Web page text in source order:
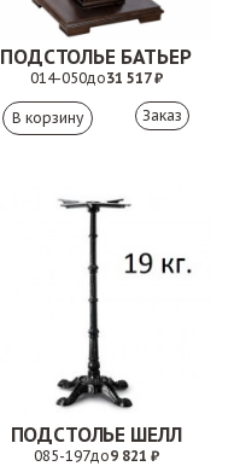
ПОДСТОЛЬЕ БАТЬЕР
014-050до31 517 ₽
Заказ
ПОДСТОЛЬЕ ШЕЛЛ
085-197до9 821 ₽